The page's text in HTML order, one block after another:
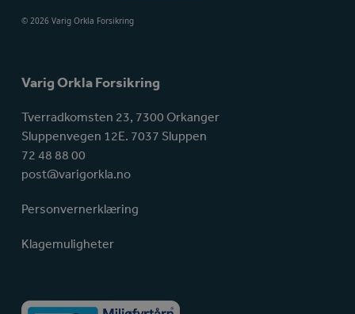
© 2026 Varig Orkla Forsikring
Varig Orkla Forsikring
Tverradkomsten 23, 7300 Orkanger
Sluppenvegen 12E. 7037 Sluppen
72 48 88 00
post@varigorkla.no
Personvernerklæring
Klagemuligheter